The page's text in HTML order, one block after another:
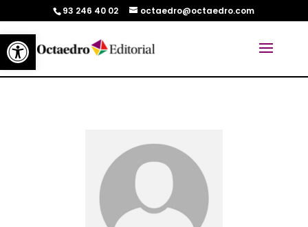
Abrir barra de herramientas
93 246 40 02 octaedro@octaedro.com